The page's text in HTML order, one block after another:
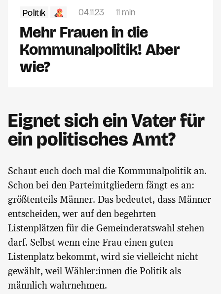
Politik 04.11.23 11 min
Mehr Frauen in die
Kommunal­politik! Aber
wie?
Eignet sich ein Vater für
ein politisches Amt?
Schaut euch doch mal die Kommunalpolitik an.
Schon bei den Parteimitgliedern fängt es an:
größtenteils Männer. Das bedeutet, dass Männer
entscheiden, wer auf den begehrten
Listenplätzen für die Gemeinderatswahl stehen
darf. Selbst wenn eine Frau einen guten
Listenplatz bekommt, wird sie vielleicht nicht
gewählt, weil Wähler:innen die Politik als
männlich wahrnehmen.